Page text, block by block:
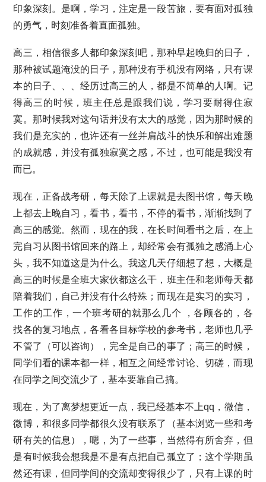
印象深刻。是啊，学习，注定是一段苦旅，要有面对孤独
的勇气，时刻准备着直面孤独。
高三，相信很多人都印象深刻吧，那种早起晚归的日子，
那种被试题淹没的日子，那种没有手机没有网络，只有课
本的日子、、、经历过高三的人，都是不简单的人啊。记
得高三的时候，班主任总是跟我们说，学习要耐得住寂
寞。那时候我对这句话并没有太大的感觉，因为那时候的
我们是充实的，也许还有一丝并肩战斗的快乐和解出难题
的成就感，并没有孤独寂寞之感，不过，也可能是我没有
而已。
现在，正备战考研，每天除了上课就是去图书馆，每天晚
上都去上晚自习，看书，看书，不停的看书，渐渐找到了
高三的感觉。然而，现在的我，在长时间看书之后，在上
完自习从图书馆回来的路上，却经常会有孤独之感涌上心
头，我不知道这是为什么。我这几天仔细想了想，大概是
高三的时候是全班大家伙都这么干，班主任和老师每天都
陪着我们，自己并没有什么特殊；而现在是实习的实习，
工作的工作，一个班考研的就那么几个 ，各顾各的，各
找各的复习地点，各看各目标学校的参考书，老师也几乎
不管了（可以咨询），完全是自己的事了；高三的时候，
同学们看的课本都一样，相互之间经常讨论、切磋，而现
在同学之间交流少了，基本要靠自己搞。
现在，为了离梦想更近一点，我已经基本不上qq，微信，
微博，和很多同学都很久没有联系了（基本浏览一些和考
研有关的信息），嗯，为了一些事，当然得有所舍弃，但
是有时候我会想我是不是有点把自己孤立了；这个学期虽
然还有课，但同学间的交流却变得很少了，只有上课的时